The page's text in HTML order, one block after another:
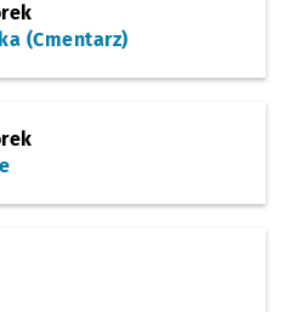
(Cmentarz)